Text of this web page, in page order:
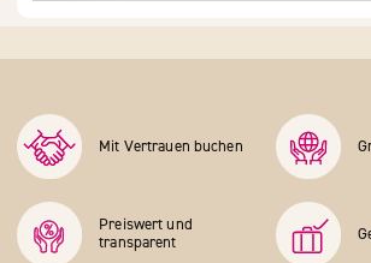
Mit Vertrauen buchen
Preiswert und
transparent